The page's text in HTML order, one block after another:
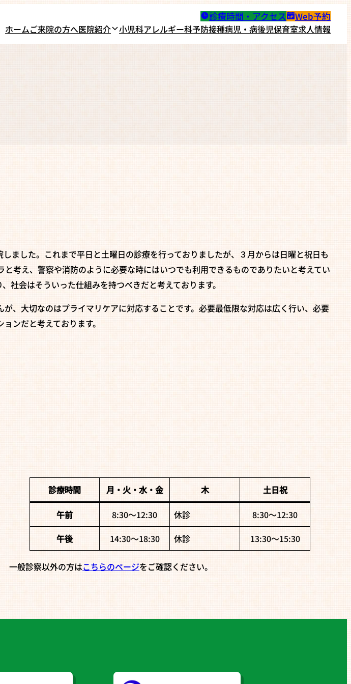
診療時間・アクセス
Web予約
ホームご来院の方へ医院紹介 小児科アレルギー科予防接種病児・病後児保育室求人情報
ました。これまで平日と土曜日の診療を行っておりましたが、３月からは日曜と祝日も
考え、警察や消防のように必要な時にはいつでも利用できるものでありたいと考えてい
社会はそういった仕組みを持つべきだと考えております。
、大切なのはプライマリケアに対応することです。必要最低限な対応は広く行い、必要
ンだと考えております。
診療時間 月・火・水・金 木 土日祝
午前 8:30〜12:30 休診
8:30〜12:30
午後
14:30〜18:30 休診 13:30〜15:30
一般診察以外の方はこちらのページをご確認ください。